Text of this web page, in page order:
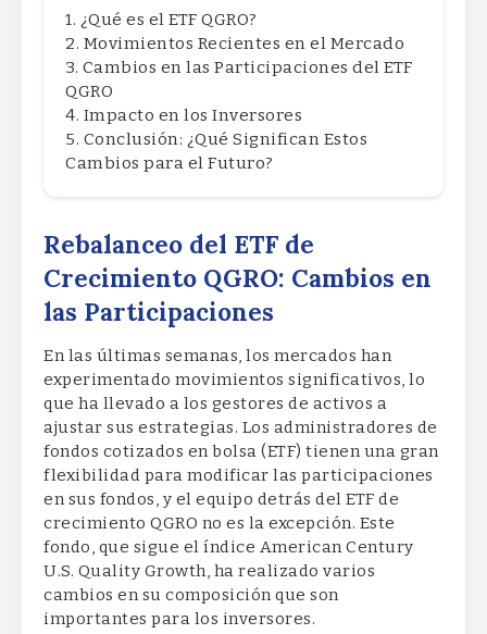
¿Qué es el ETF QGRO?
Movimientos Recientes en el Mercado
Cambios en las Participaciones del ETF
QGRO
Impacto en los Inversores
Conclusión: ¿Qué Significan Estos
Cambios para el Futuro?
Rebalanceo del ETF de
Crecimiento QGRO: Cambios en
las Participaciones
En las últimas semanas, los mercados han
experimentado movimientos significativos, lo
que ha llevado a los gestores de activos a
ajustar sus estrategias. Los administradores de
fondos cotizados en bolsa (ETF) tienen una gran
flexibilidad para modificar las participaciones
en sus fondos, y el equipo detrás del ETF de
crecimiento QGRO no es la excepción. Este
fondo, que sigue el índice American Century
U.S. Quality Growth, ha realizado varios
cambios en su composición que son
importantes para los inversores.